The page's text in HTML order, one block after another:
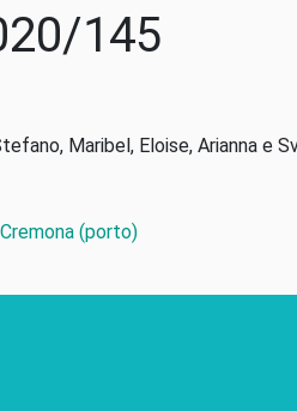
145
Maribel, Eloise, Arianna e
(porto)